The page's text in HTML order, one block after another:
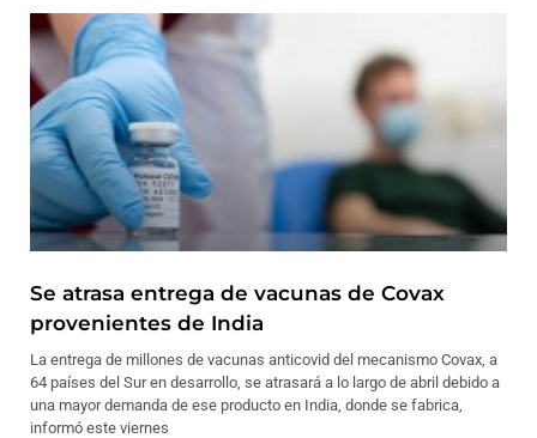
Se atrasa entrega de vacunas de Covax
provenientes de India
La entrega de millones de vacunas anticovid del mecanismo Covax, a
64 países del Sur en desarrollo, se atrasará a lo largo de abril debido a
una mayor demanda de ese producto en India, donde se fabrica,
informó este viernes